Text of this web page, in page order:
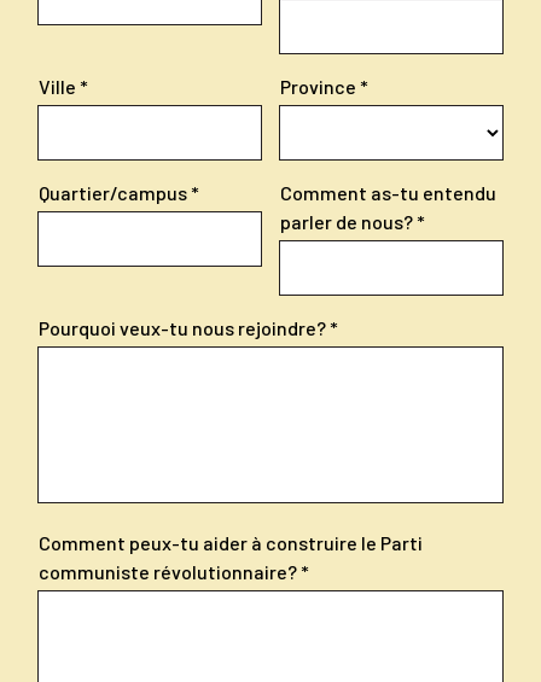
Ville Province
Quartier/campus
Comment as-tu entendu
parler de nous?
Pourquoi veux-tu nous rejoindre?
Comment peux-tu aider à construire le Parti
communiste révolutionnaire?